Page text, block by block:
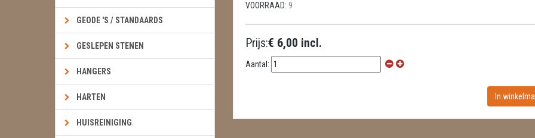
GEODE 'S / STANDAARDS
GESLEPEN STENEN
HANGERS
HARTEN
HUISREINIGING
VOORRAAD: 9
Prijs:€ 6,00 incl.
Aantal: